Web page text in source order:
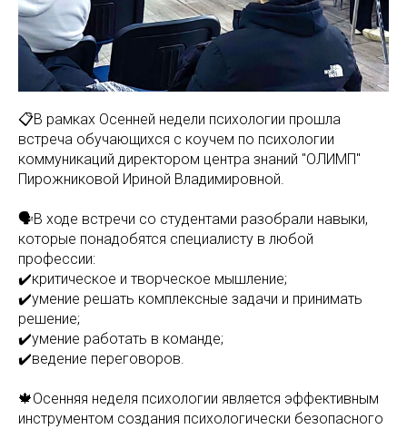
📋В рамках Осенней недели психологии прошла
встреча обучающихся с коучем по психологии
коммуникаций директором центра знаний "ОЛИМП"
Пирожниковой Ириной Владимировной.
🗣️В ходе встречи со студентами разобрали навыки,
которые понадобятся специалисту в любой
профессии:
✔️критическое и творческое мышление;
✔️умение решать комплексные задачи и принимать
решение;
✔️умение работать в команде;
✔️ведение переговоров.
🍁Осенняя неделя психологии является эффективным
инструментом создания психологически безопасного